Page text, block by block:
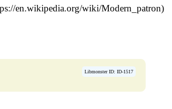
en.wikipedia.org/wiki/Modern_patron)
Libmonster ID: ID-1517